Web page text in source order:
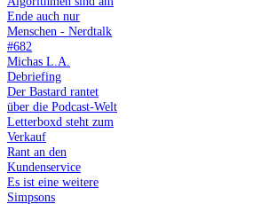
Ende auch nur
Menschen - Nerdtalk
#682
Michas L.A.
Debriefing
Der Bastard rantet
über die Podcast-Welt
Letterboxd steht zum
Verkauf
Rant an den
Kundenservice
Es ist eine weitere
Simpsons